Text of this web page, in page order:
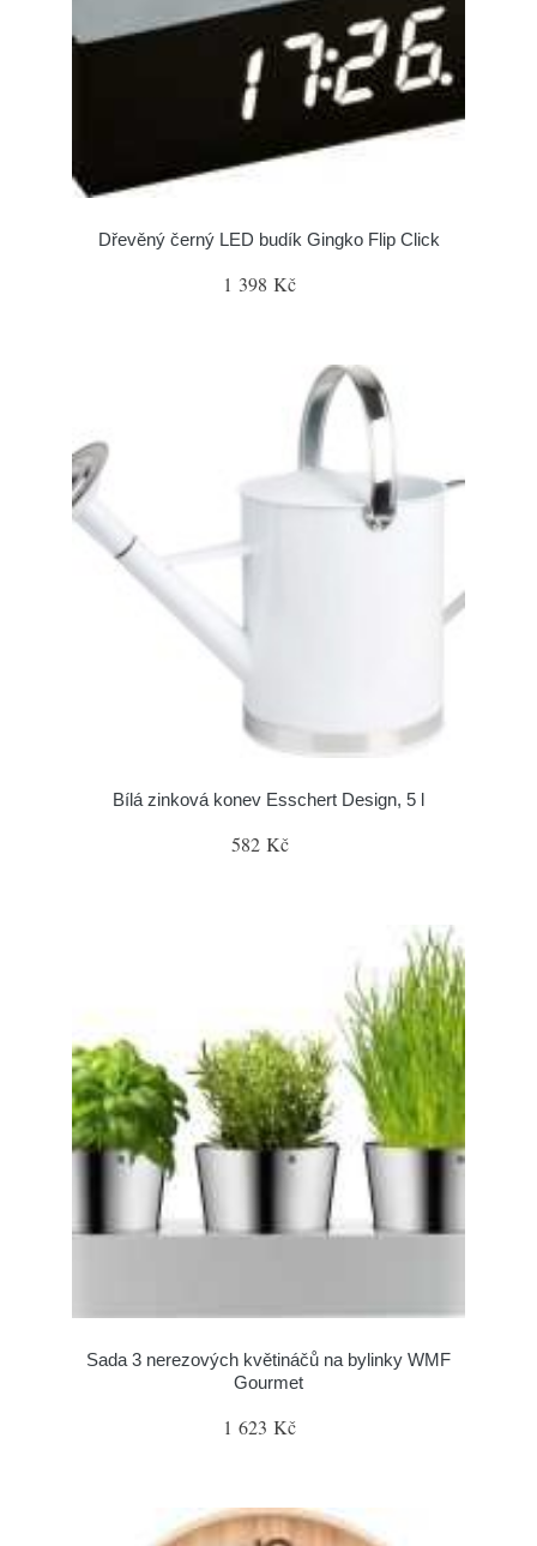
Dřevěný černý LED budík Gingko Flip Click
1 398 Kč
Bílá zinková konev Esschert Design, 5 l
582 Kč
Sada 3 nerezových květináčů na bylinky WMF
Gourmet
1 623 Kč